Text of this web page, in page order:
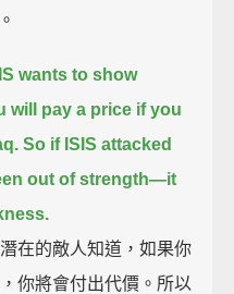
wants to show
will pay a price if you
So if ISIS attacked
out of strength—it
在的敵人知道，如果你
你將會付出代價。所以